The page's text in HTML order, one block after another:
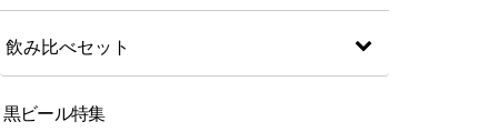
飲み比べセット
黒ビール特集